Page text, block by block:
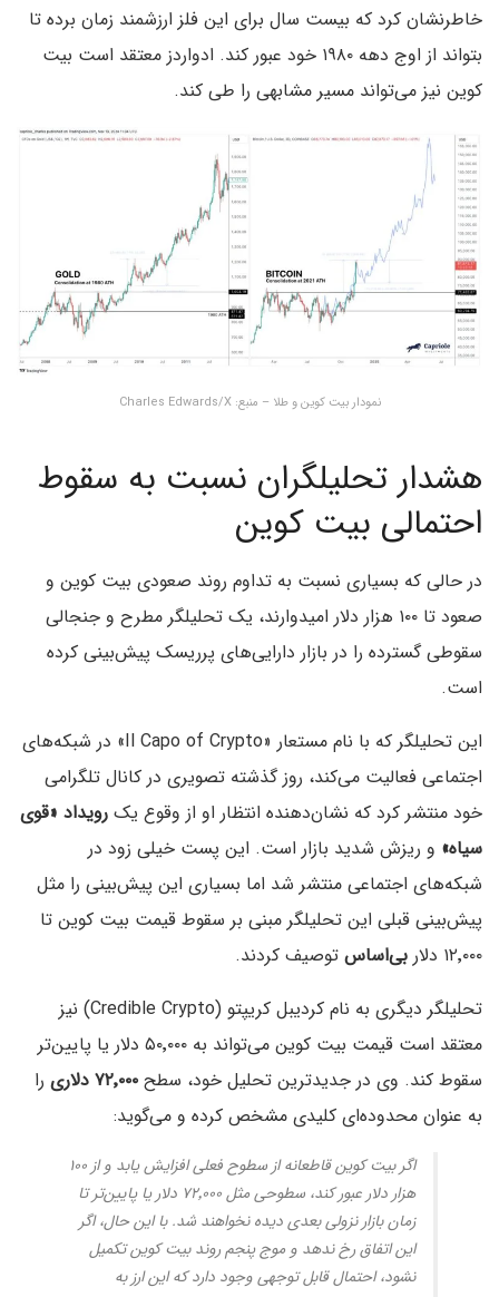
خاطرنشان کرد که بیست سال برای این فلز ارزشمند زمان برده تا
بتواند از اوج دهه ۱۹۸۰ خود عبور کند. ادواردز معتقد است بیت
کوین نیز می‌تواند مسیر مشابهی را طی کند.
نمودار بیت کوین و طلا – منبع: Charles Edwards/X
هشدار تحلیلگران نسبت به سقوط
احتمالی بیت کوین
در حالی که بسیاری نسبت به تداوم روند صعودی بیت کوین و
صعود تا ۱۰۰ هزار دلار امیدوارند، یک تحلیلگر مطرح و جنجالی
سقوطی گسترده را در بازار دارایی‌های پرریسک پیش‌بینی کرده
است.
این تحلیلگر که با نام مستعار «Il Capo of Crypto» در شبکه‌های
اجتماعی فعالیت می‌کند، روز گذشته تصویری در کانال تلگرامی
خود منتشر کرد که نشان‌دهنده انتظار او از وقوع یک رویداد «قوی
سیاه» و ریزش شدید بازار است. این پست خیلی زود در
شبکه‌های اجتماعی منتشر شد اما بسیاری این پیش‌بینی را مثل
پیش‌بینی قبلی این تحلیلگر مبنی بر سقوط قیمت بیت کوین تا
۱۲٬۰۰۰ دلار
بی‌اساس توصیف کردند.
تحلیلگر دیگری به نام کردیبل کریپتو (Credible Crypto) نیز
معتقد است قیمت بیت کوین می‌تواند به ۵۰٬۰۰۰ دلار یا پایین‌تر
سقوط کند. وی در جدیدترین تحلیل خود،‌ سطح ۷۲٬۰۰۰ دلاری
را
به عنوان محدوده‌ای کلیدی مشخص کرده و می‌گوید:
اگر بیت کوین قاطعانه از سطوح فعلی افزایش یابد و از ۱۰۰
هزار دلار عبور کند، سطوحی مثل ۷۲٬۰۰۰ دلار یا پایین‌تر تا
زمان بازار نزولی بعدی دیده نخواهند شد. با این حال، اگر
این اتفاق رخ ندهد و موج پنجم روند بیت کوین تکمیل
نشود، احتمال قابل توجهی وجود دارد که این ارز به